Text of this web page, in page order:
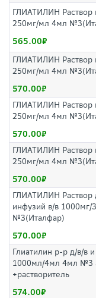
ГЛИАТИЛИН Раствор
250мг/мл 4мл
565.00
ГЛИАТИЛИН Раствор
250мг/мл 4мл
570.00
ГЛИАТИЛИН Раствор
250мг/мл 4мл
570.00
ГЛИАТИЛИН Раствор
250мг/мл 4мл
570.00
ГЛИАТИЛИН Раствор
инфузий в/в 1000мг/
№3(Италфар)
570.00
Глиатилин р-р д/в/в
1000мл/4мл 4мл №3
+растворитель
574.00